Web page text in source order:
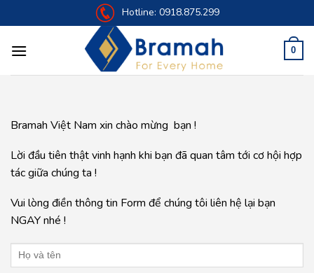
to
Hotline: 0918.875.299
0
Bramah Việt Nam xin chào mừng bạn !
Lời đầu tiên thật vinh hạnh khi bạn đã quan tâm tới cơ hội hợp
tác giữa chúng ta !
Vui lòng điền thông tin Form để chúng tôi liên hệ lại bạn
NGAY nhé !